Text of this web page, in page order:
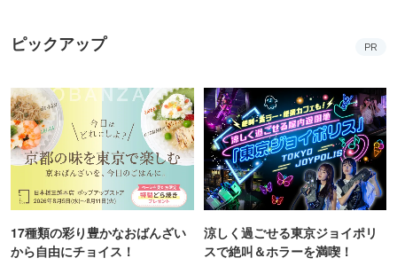
ピックアップ PR
17種類の彩り豊かなおばんざい
から自由にチョイス！
涼しく過ごせる東京ジョイポリ
スで絶叫＆ホラーを満喫！